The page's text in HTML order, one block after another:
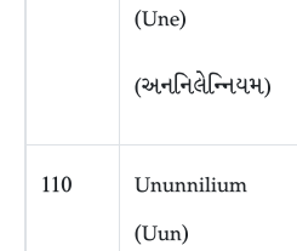
(Une)
(અનનિલેન્નિયમ)
110
Ununnilium
(Uun)